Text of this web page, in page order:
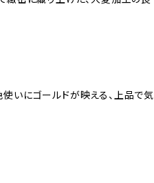
いにゴールドが映える、上品で気